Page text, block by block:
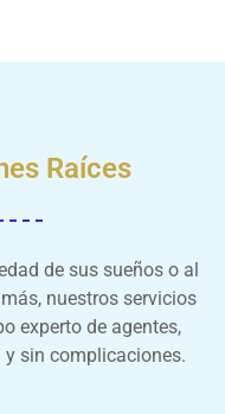
Raíces
de sus sueños o al
nuestros servicios
experto de agentes,
sin complicaciones.